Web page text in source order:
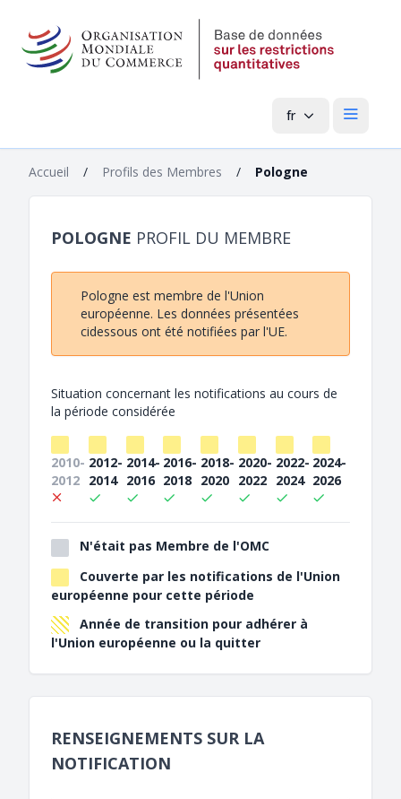
fr Menu
Accueil / Profils des Membres / Pologne
POLOGNE PROFIL DU MEMBRE
Pologne est membre de l'Union
européenne. Les données présentées
cidessous ont été notifiées par l'UE.
Situation concernant les notifications au cours de
la période considérée
2010-
2012
2012-
2014
2014-
2016
2016-
2018
2018-
2020
2020-
2022
2022-
2024
2024-
2026
N'était pas Membre de l'OMC
Couverte par les notifications de l'Union
européenne pour cette période
Année de transition pour adhérer à
l'Union européenne ou la quitter
RENSEIGNEMENTS SUR LA
NOTIFICATION